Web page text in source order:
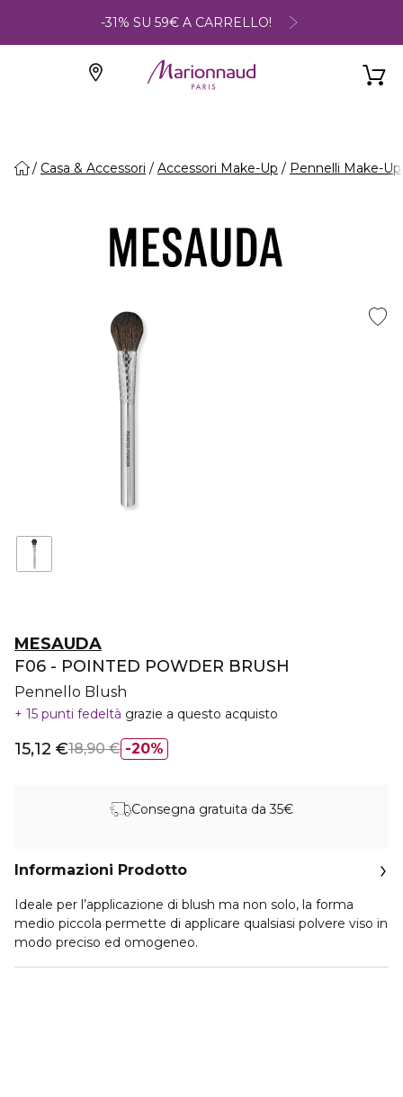
-31% SU 59€ A CARRELLO!
Casa & Accessori Accessori Make-Up Pennelli Make-Up
MESAUDA
F06 - POINTED POWDER BRUSH
Pennello Blush
15 punti fedeltà grazie a questo acquisto
20%
15,12 €18,90 €
Consegna gratuita da 35€
Informazioni Prodotto
Ideale per l’applicazione di blush ma non solo, la forma
medio piccola permette di applicare qualsiasi polvere viso in
modo preciso ed omogeneo.